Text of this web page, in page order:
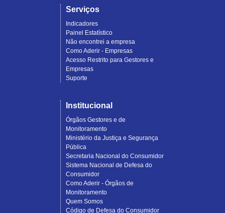
Serviços
Indicadores
Painel Estatístico
Não encontrei a empresa
Como Aderir - Empresas
Acesso Restrito para Gestores e
Empresas
Suporte
Institucional
Órgãos Gestores e de
Monitoramento
Ministério da Justiça e Segurança
Pública
Secretaria Nacional do Consumidor
Sistema Nacional de Defesa do
Consumidor
Como Aderir - Órgãos de
Monitoramento
Quem Somos
Código de Defesa do Consumidor